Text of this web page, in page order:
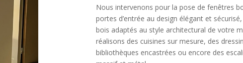
Nous intervenons pour la pose de fenêtres
portes d’entrée au design élégant et
bois adaptés au style architectural de votre
réalisons des cuisines sur mesure, des
bibliothèques encastrées ou encore des